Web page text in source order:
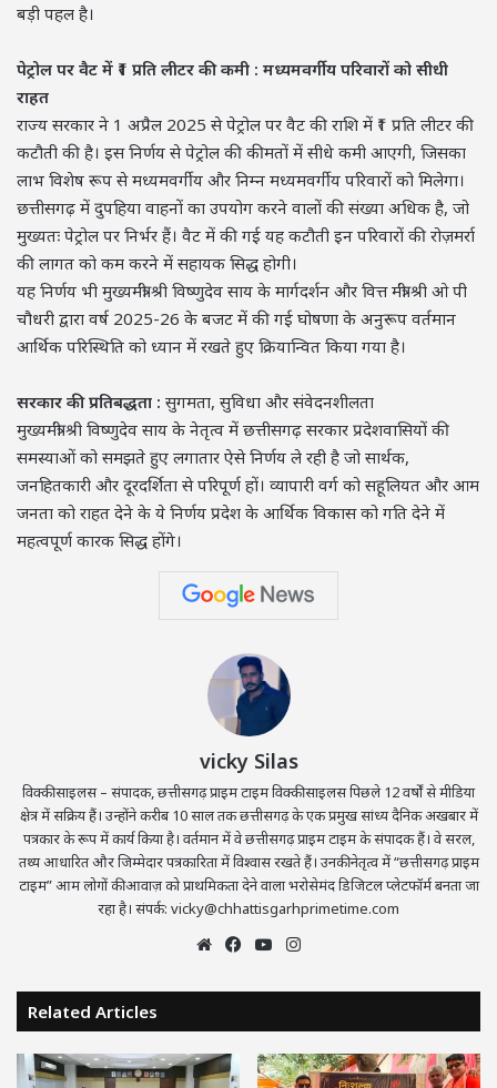
बड़ी पहल है।
पेट्रोल पर वैट में ₹1 प्रति लीटर की कमी : मध्यमवर्गीय परिवारों को सीधी
राहत
राज्य सरकार ने 1 अप्रैल 2025 से पेट्रोल पर वैट की राशि में ₹1 प्रति लीटर की
कटौती की है। इस निर्णय से पेट्रोल की कीमतों में सीधे कमी आएगी, जिसका
लाभ विशेष रूप से मध्यमवर्गीय और निम्न मध्यमवर्गीय परिवारों को मिलेगा।
छत्तीसगढ़ में दुपहिया वाहनों का उपयोग करने वालों की संख्या अधिक है, जो
मुख्यतः पेट्रोल पर निर्भर हैं। वैट में की गई यह कटौती इन परिवारों की रोज़मर्रा
की लागत को कम करने में सहायक सिद्ध होगी।
यह निर्णय भी मुख्यमंत्री श्री विष्णुदेव साय के मार्गदर्शन और वित्त मंत्री श्री ओ पी
चौधरी द्वारा वर्ष 2025-26 के बजट में की गई घोषणा के अनुरूप वर्तमान
आर्थिक परिस्थिति को ध्यान में रखते हुए क्रियान्वित किया गया है।
सरकार की प्रतिबद्धता : सुगमता, सुविधा और संवेदनशीलता
मुख्यमंत्री श्री विष्णुदेव साय के नेतृत्व में छत्तीसगढ़ सरकार प्रदेशवासियों की
समस्याओं को समझते हुए लगातार ऐसे निर्णय ले रही है जो सार्थक,
जनहितकारी और दूरदर्शिता से परिपूर्ण हों। व्यापारी वर्ग को सहूलियत और आम
जनता को राहत देने के ये निर्णय प्रदेश के आर्थिक विकास को गति देने में
महत्वपूर्ण कारक सिद्ध होंगे।
vicky Silas
विक्की साइलस – संपादक, छत्तीसगढ़ प्राइम टाइम विक्की साइलस पिछले 12 वर्षों से मीडिया
क्षेत्र में सक्रिय हैं। उन्होंने करीब 10 साल तक छत्तीसगढ़ के एक प्रमुख सांध्य दैनिक अखबार में
पत्रकार के रूप में कार्य किया है। वर्तमान में वे छत्तीसगढ़ प्राइम टाइम के संपादक हैं। वे सरल,
तथ्य आधारित और जिम्मेदार पत्रकारिता में विश्वास रखते हैं। उनकी नेतृत्व में “छत्तीसगढ़ प्राइम
टाइम” आम लोगों की आवाज़ को प्राथमिकता देने वाला भरोसेमंद डिजिटल प्लेटफॉर्म बनता जा
रहा है। संपर्क: vicky@chhattisgarhprimetime.com
WebsiteFacebookYouTube
Related Articles